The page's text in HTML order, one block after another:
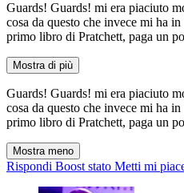
Guards! Guards! mi era piaciuto
cosa da questo che invece mi ha
primo libro di Pratchett, paga un
Mostra di più
Guards! Guards! mi era piaciuto
cosa da questo che invece mi ha
primo libro di Pratchett, paga un
Mostra meno
Rispondi Boost stato Metti mi